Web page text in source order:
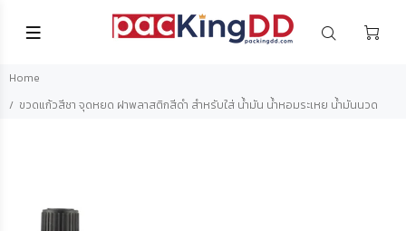
Home
ขวดแก้วสีชา จุดหยด ฝาพลาสติกสีดำ สำหรับใส่ น้ำมัน น้ำหอมระเหย น้ำมันนวด